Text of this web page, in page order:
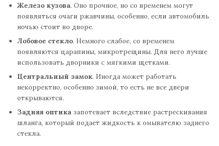
Железо кузова. Оно прочное, но со временем могут
появляться очаги ржавчины, особенно, если автомобиль
ночью стоит во дворе.
Лобовое стекло. Немного слабое, со временем
появляются царапины, микротрещины. Для него лучше
использовать дворники с мягкими щетками.
Центральный замок. Иногда может работать
некорректно, особенно зимой, то есть не все двери
открываются.
Задняя оптика запотевает вследствие растрескивания
шланга, который подает жидкость к омывателю заднего
стекла.